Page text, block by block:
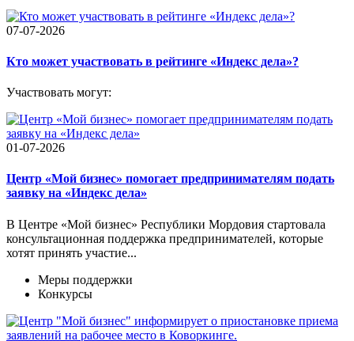
07-07-2026
Кто может участвовать в рейтинге «Индекс дела»?
Участвовать могут:
01-07-2026
Центр «Мой бизнес» помогает предпринимателям подать
заявку на «Индекс дела»
В Центре «Мой бизнес» Республики Мордовия стартовала
консультационная поддержка предпринимателей, которые
хотят принять участие...
Меры поддержки
Конкурсы